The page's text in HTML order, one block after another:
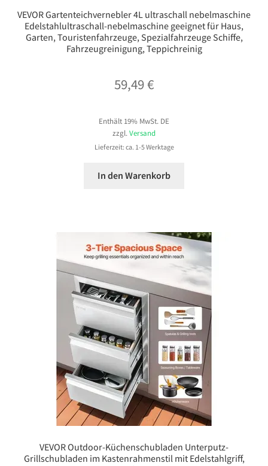
VEVOR Gartenteichvernebler 4L ultraschall nebelmaschine
Edelstahlultraschall-nebelmaschine geeignet für Haus,
Garten, Touristenfahrzeuge, Spezialfahrzeuge Schiffe,
Fahrzeugreinigung, Teppichreinig
59,49€
Enthält 19% MwSt. DE
zzgl. Versand
Lieferzeit: ca. 1-5 Werktage
In den Warenkorb
VEVOR Outdoor-Küchenschubladen Unterputz-
Grillschubladen im Kastenrahmenstil mit Edelstahlgriff,